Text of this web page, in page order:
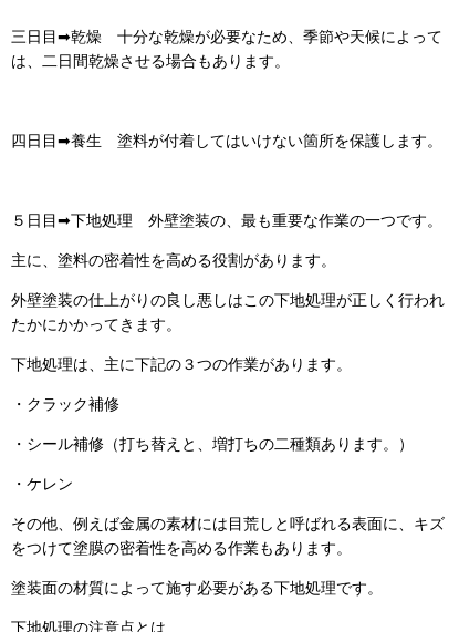
三日目➡乾燥 十分な乾燥が必要なため、季節や天候によって
は、二日間乾燥させる場合もあります。
四日目➡養生 塗料が付着してはいけない箇所を保護します。
５日目➡下地処理 外壁塗装の、最も重要な作業の一つです。
主に、塗料の密着性を高める役割があります。
外壁塗装の仕上がりの良し悪しはこの下地処理が正しく行われ
たかにかかってきます。
下地処理は、主に下記の３つの作業があります。
・クラック補修
・シール補修（打ち替えと、増打ちの二種類あります。）
・ケレン
その他、例えば金属の素材には目荒しと呼ばれる表面に、キズ
をつけて塗膜の密着性を高める作業もあります。
塗装面の材質によって施す必要がある下地処理です。
下地処理の注意点とは